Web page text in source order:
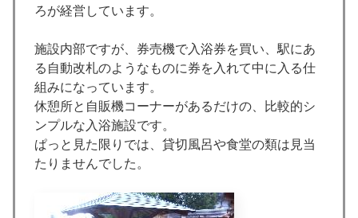
ろが経営しています。
施設内部ですが、券売機で入浴券を買い、駅にあ
る自動改札のようなものに券を入れて中に入る仕
組みになっています。
休憩所と自販機コーナーがあるだけの、比較的シ
ンプルな入浴施設です。
ぱっと見た限りでは、貸切風呂や食堂の類は見当
たりませんでした。